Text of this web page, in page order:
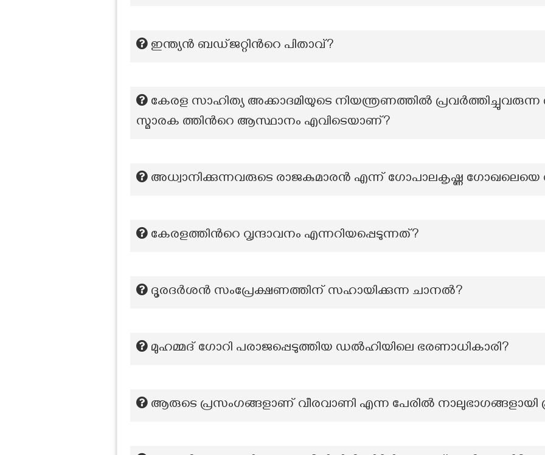
ഇന്ത്യൻ ബഡ്ജറ്റിന്‍റെ പിതാവ്?
കേരള സാഹിത്യ അക്കാദമിയുടെ നിയന്ത്രണത്തിൽ
സ്മാരക ത്തിൻറെ ആസ്ഥാനം എവിടെയാണ്?
അധ്വാനിക്കുന്നവരുടെ രാജകുമാരൻ എന്ന് ഗോപാലകൃഷ്ണ ഗോഖലെയെ
കേരളത്തിന്‍റെ വൃന്ദാവനം എന്നറിയപ്പെടുന്നത്?
ദൂരദര്‍ശന്‍ സംപ്രേക്ഷണത്തിന് സഹായിക്കുന്ന ചാനല്‍?
മുഹമ്മദ് ഗോറി പരാജപ്പെടുത്തിയ ഡൽഹിയിലെ ഭരണാധികാരി?
ആരുടെ പ്രസംഗങ്ങളാണ് വീരവാണി എന്ന പേരില്‍ നാലുഭാഗങ്ങളായി